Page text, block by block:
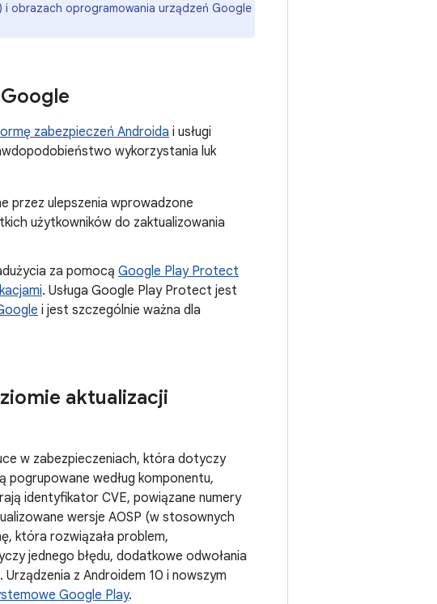
obrazach oprogramowania urządzeń Google
zabezpieczeń Androida i usługi
wykorzystania luk
przez ulepszenia wprowadzone
użytkowników do zaktualizowania
za pomocą Google Play Protect
. Usługa Google Play Protect jest
i jest szczególnie ważna dla
aktualizacji
w zabezpieczeniach, która dotyczy
pogrupowane według komponentu,
identyfikator CVE, powiązane numery
wersje AOSP (w stosownych
która rozwiązała problem,
jednego błędu, dodatkowe odwołania
z Androidem 10 i nowszym
Google Play.